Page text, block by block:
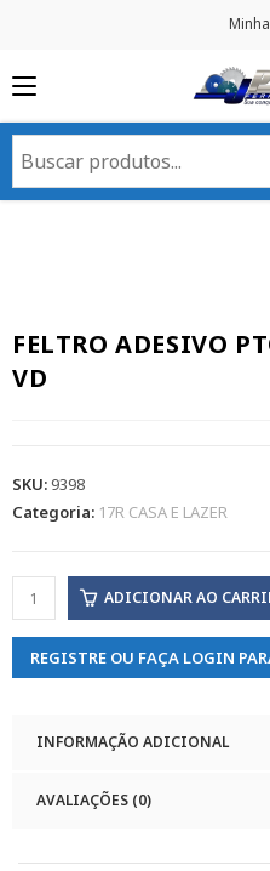
FELTRO ADESIVO
VD
SKU:9398
Categoria: 17R CASA E LAZER
ADICIONAR AO
REGISTRE OU FAÇA LOGIN
INFORMAÇÃO ADICIONAL
AVALIAÇÕES (0)